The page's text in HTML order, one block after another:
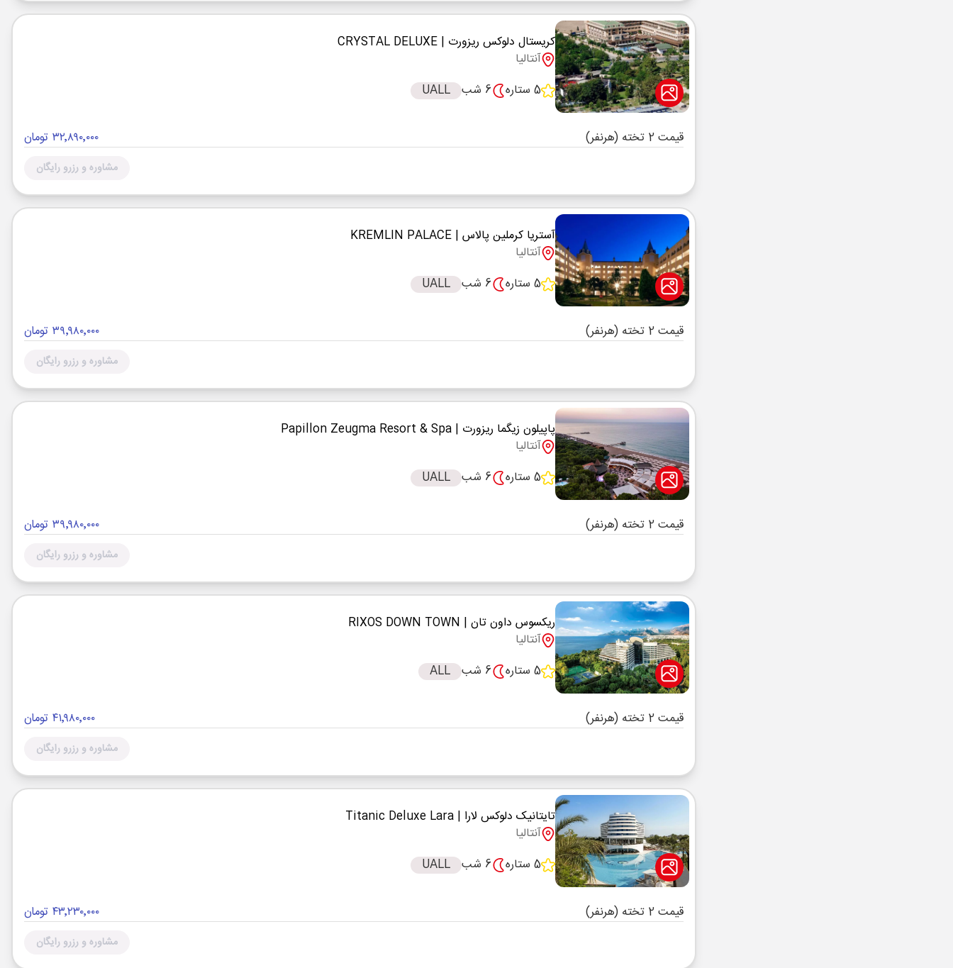
کریستال دلوکس ریزورت | CRYSTAL DELUXE
آنتالیا
5 ستاره
6 شب UALL
قیمت 2 تخته (هرنفر) ۳۲٬۸۹۰٬۰۰۰ تومان
مشاوره و رزرو رایگان
آستریا کرملین پالاس | KREMLIN PALACE
آنتالیا
5 ستاره
6 شب UALL
قیمت 2 تخته (هرنفر) ۳۹٬۹۸۰٬۰۰۰ تومان
مشاوره و رزرو رایگان
پاپیلون زیگما ریزورت | Papillon Zeugma Resort & Spa
آنتالیا
5 ستاره
6 شب UALL
قیمت 2 تخته (هرنفر) ۳۹٬۹۸۰٬۰۰۰ تومان
مشاوره و رزرو رایگان
ریکسوس داون تان | RIXOS DOWN TOWN
آنتالیا
5 ستاره
6 شب ALL
قیمت 2 تخته (هرنفر) ۴۱٬۹۸۰٬۰۰۰ تومان
مشاوره و رزرو رایگان
تایتانیک دلوکس لارا | Titanic Deluxe Lara
آنتالیا
5 ستاره
6 شب UALL
قیمت 2 تخته (هرنفر) ۴۳٬۲۳۰٬۰۰۰ تومان
مشاوره و رزرو رایگان